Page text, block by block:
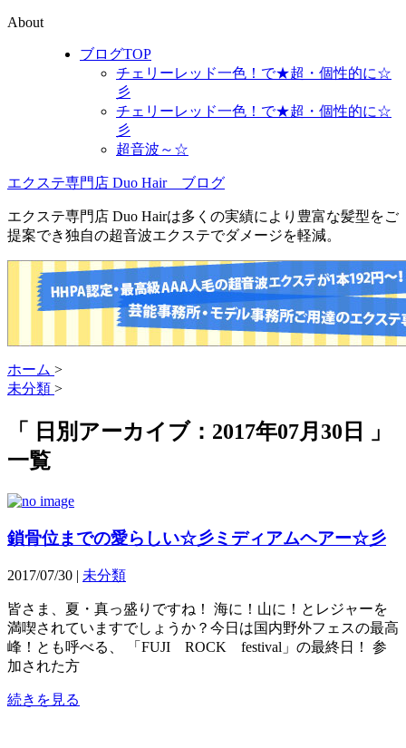
About
ブログTOP
チェリーレッド一色！で★超・個性的に☆
彡
チェリーレッド一色！で★超・個性的に☆
彡
超音波～☆
エクステ専門店 Duo Hair ブログ
エクステ専門店 Duo Hairは多くの実績により豊富な髪型をご
提案でき独自の超音波エクステでダメージを軽減。
ホーム >
未分類 >
「 日別アーカイブ：2017年07月30日 」
一覧
鎖骨位までの愛らしい☆彡ミディアムヘアー☆彡
2017/07/30 | 未分類
皆さま、夏・真っ盛りですね！ 海に！山に！とレジャーを
満喫されていますでしょうか？今日は国内野外フェスの最高
峰！とも呼べる、 「FUJI ROCK festival」の最終日！ 参
加された方
続きを見る